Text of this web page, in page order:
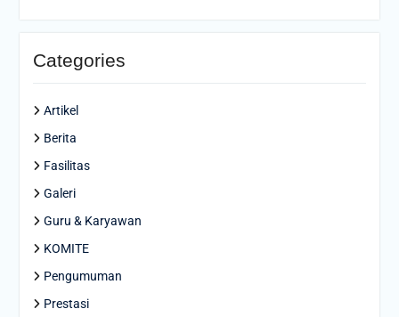
Categories
Artikel
Berita
Fasilitas
Galeri
Guru & Karyawan
KOMITE
Pengumuman
Prestasi